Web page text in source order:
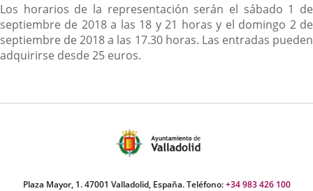
Los horarios de la representación serán el sábado 1 de
septiembre de 2018 a las 18 y 21 horas y el domingo 2 de
septiembre de 2018 a las 17.30 horas. Las entradas pueden
adquirirse desde 25 euros.
Plaza Mayor, 1. 47001 Valladolid, España. Teléfono:+34 983 426 100